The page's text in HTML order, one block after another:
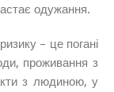
одужання.
– це погані
проживання з
з людиною, у